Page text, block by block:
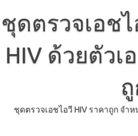
content
ชุดตรวจเอช
HIV ด้วยตัวเ
ชุดตรวจเอชไอวี HIV ราคาถูก จำ